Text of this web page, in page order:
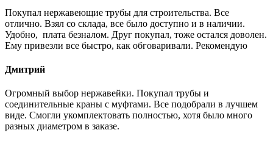
Покупал нержавеющие трубы для строительства. Все
отлично. Взял со склада, все было доступно и в наличии.
Удобно, плата безналом. Друг покупал, тоже остался доволен.
Ему привезли все быстро, как обговаривали. Рекомендую
Дмитрий
Огромный выбор нержавейки. Покупал трубы и
соединительные краны с муфтами. Все подобрали в лучшем
виде. Смогли укомплектовать полностью, хотя было много
разных диаметром в заказе.